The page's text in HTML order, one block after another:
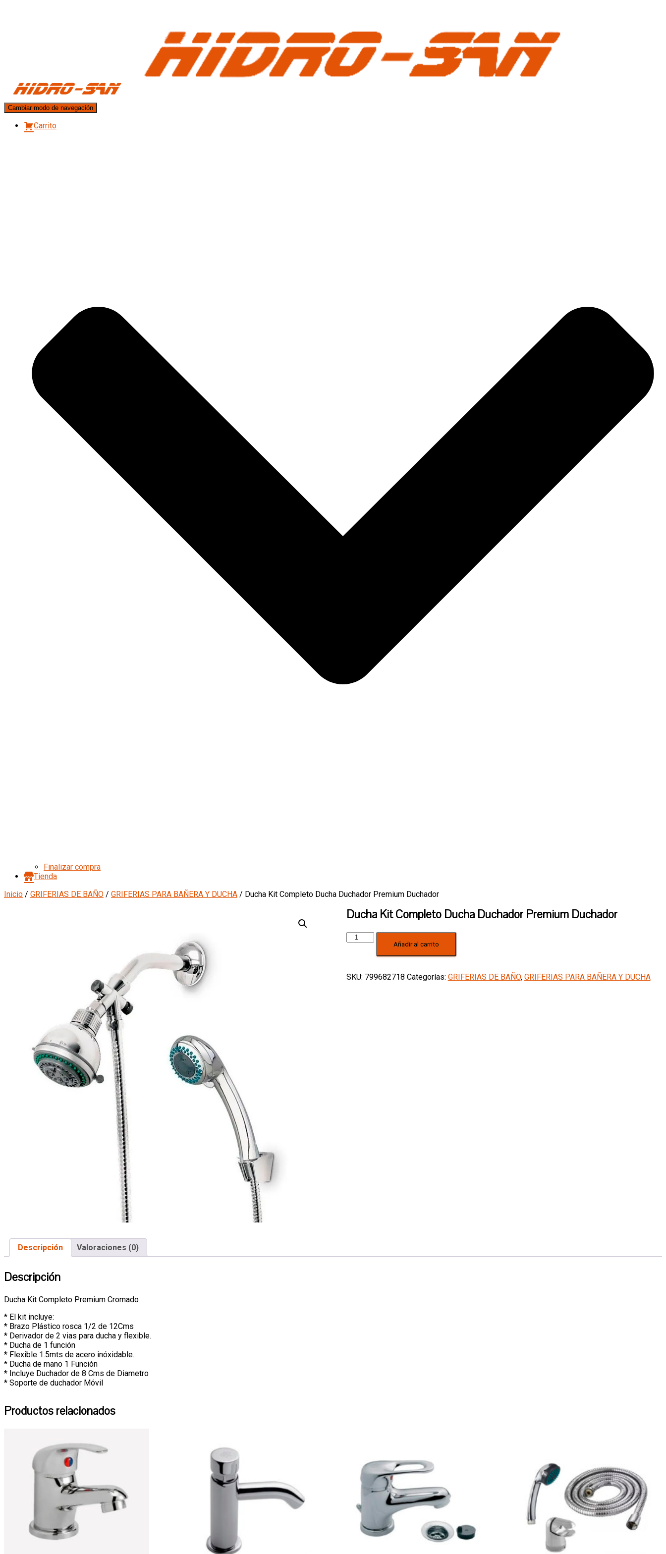
Cambiar modo de navegación
Carrito
Finalizar compra
Tienda
Inicio / GRIFERIAS DE BAÑO / GRIFERIAS PARA BAÑERA Y DUCHA / Ducha Kit Completo Ducha Duchador Premium Duchador
Ducha Kit Completo Ducha Duchador Premium Duchador
Ducha
Kit
Completo
Duchador
Añadir al carrito
SKU: 799682718 Categorías: GRIFERIAS DE BAÑO, GRIFERIAS PARA BAÑERA Y DUCHA
Descripción Valoraciones (0)
Descripción
Ducha Kit Completo Premium Cromado
* El kit incluye:
* Brazo Plástico rosca 1/2 de 12Cms
* Derivador de 2 vias para ducha y flexible.
* Ducha de 1 función
* Flexible 1.5mts de acero inóxidable.
* Ducha de mano 1 Función
* Incluye Duchador de 8 Cms de Diametro
* Soporte de duchador Móvil
Productos relacionados